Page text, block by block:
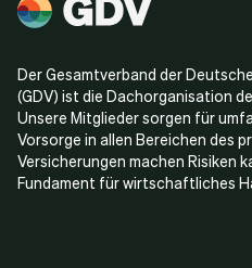
Der Gesamtverband der
(GDV) ist die Dachorganisation
Unsere Mitglieder sorgen für
Vorsorge in allen Bereichen des
Versicherungen machen Risiken
Fundament für wirtschaftliches